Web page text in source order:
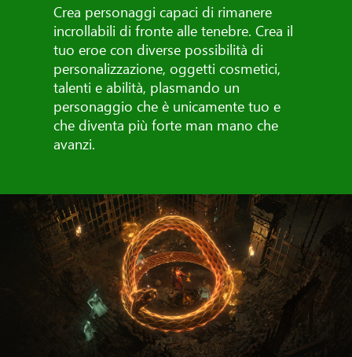
Crea personaggi capaci di rimanere
incrollabili di fronte alle tenebre. Crea il
tuo eroe con diverse possibilità di
personalizzazione, oggetti cosmetici,
talenti e abilità, plasmando un
personaggio che è unicamente tuo e
che diventa più forte man mano che
avanzi.